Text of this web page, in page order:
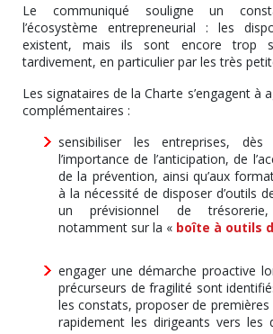
Le communiqué souligne un
l’écosystème entrepreneurial : les
existent, mais ils sont encore trop
tardivement, en particulier par les très
Les signataires de la Charte s’engagent à
complémentaires :
sensibiliser les entreprises,
l’importance de l’anticipation, de
de la prévention, ainsi qu’aux
à la nécessité de disposer d’outils
un prévisionnel de
notamment sur la « boîte à outils
engager une démarche proactive
précurseurs de fragilité sont
les constats, proposer de
rapidement les dirigeants vers les